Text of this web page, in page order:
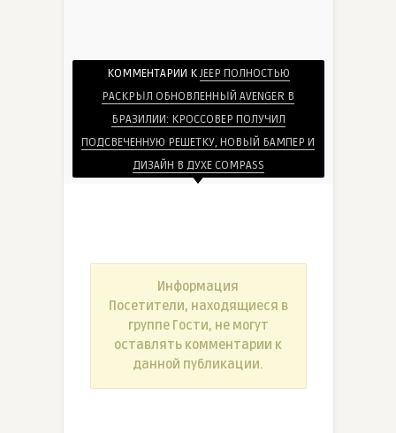
КОММЕНТАРИИ КJEEP ПОЛНОСТЬЮ
РАСКРЫЛ ОБНОВЛЕННЫЙ AVENGER В
БРАЗИЛИИ: КРОССОВЕР ПОЛУЧИЛ
ПОДСВЕЧЕННУЮ РЕШЕТКУ, НОВЫЙ БАМПЕР И
ДИЗАЙН В ДУХЕ COMPASS
Информация
Посетители, находящиеся в
группе Гости, не могут
оставлять комментарии к
данной публикации.